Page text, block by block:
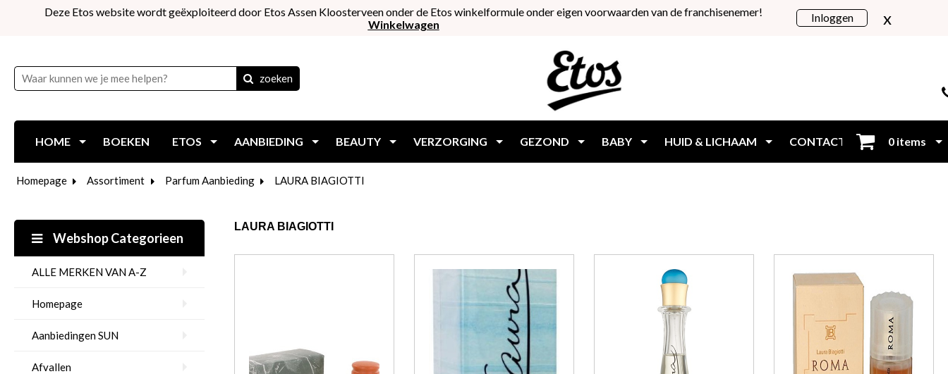
Deze Etos website wordt geëxploiteerd door Etos Assen Kloosterveen onder de Etos winkelformule onder eigen voorwaarden van de franchisenemer!
Winkelwagen
Inloggen x
zoeken
HOME BOEKEN ETOS AANBIEDING BEAUTY VERZORGING GEZOND BABY HUID & LICHAAM CONTACT Inloggen
0 items
Homepage Assortiment Parfum Aanbieding LAURA BIAGIOTTI
Webshop Categorieen
ALLE MERKEN VAN A-Z
Homepage
Aanbiedingen SUN
Afvallen
LAURA BIAGIOTTI